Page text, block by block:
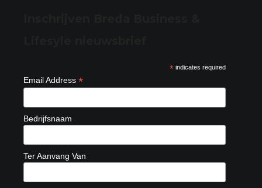
*indicates required
Email Address *
Bedrijfsnaam
Ter Aanvang Van